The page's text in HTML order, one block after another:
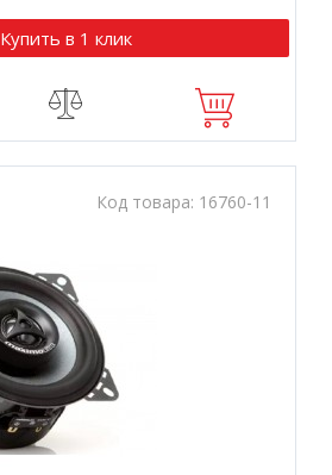
Купить в 1 клик
Код товара: 16760-11